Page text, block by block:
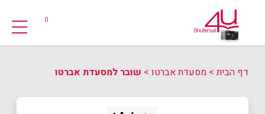
0
דף הבית> מסעדת אברטו > שובר למסעדת אברטו